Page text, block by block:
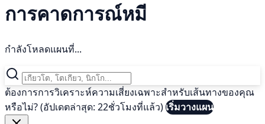
การคาดการณ์หมี
กำลังโหลดแผนที่...
ต้องการการวิเคราะห์ความเสี่ยงเฉพาะสำหรับเส้นทางของคุณ
หรือไม่? (อัปเดตล่าสุด: 22ชั่วโมงที่แล้ว)เริ่มวางแผน